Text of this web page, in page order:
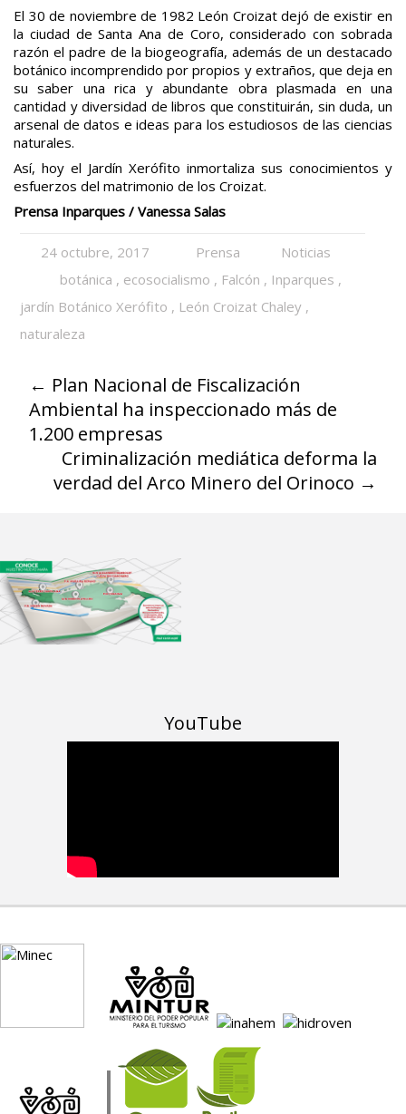
El 30 de noviembre de 1982 León Croizat dejó de existir en
la ciudad de Santa Ana de Coro, considerado con sobrada
razón el padre de la biogeografía, además de un destacado
botánico incomprendido por propios y extraños, que deja en
su saber una rica y abundante obra plasmada en una
cantidad y diversidad de libros que constituirán, sin duda, un
arsenal de datos e ideas para los estudiosos de las ciencias
naturales.
Así, hoy el Jardín Xerófito inmortaliza sus conocimientos y
esfuerzos del matrimonio de los Croizat.
Prensa Inparques / Vanessa Salas
24 octubre, 2017 Prensa
Noticias
botánica , ecosocialismo , Falcón , Inparques ,
jardín Botánico Xerófito , León Croizat Chaley ,
naturaleza
← Plan Nacional de Fiscalización
Ambiental ha inspeccionado más de
1.200 empresas
Criminalización mediática deforma la
verdad del Arco Minero del Orinoco →
YouTube